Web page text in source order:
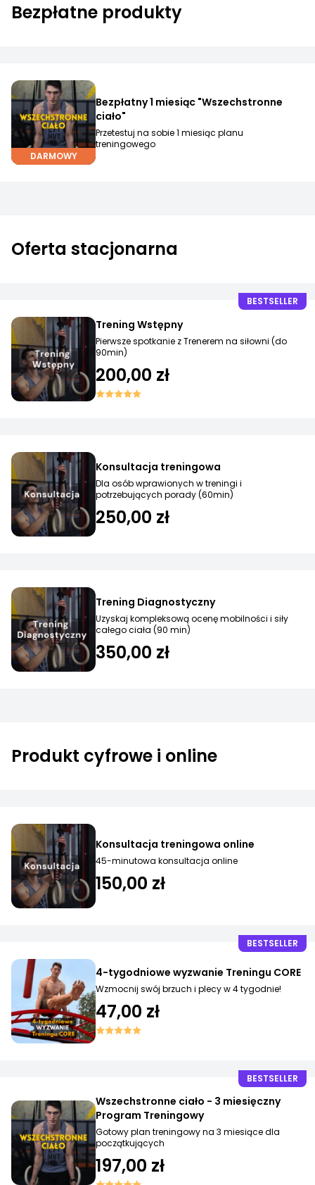
Bezpłatne produkty
DARMOWY
Bezpłatny 1 miesiąc "Wszechstronne
ciało"
Przetestuj na sobie 1 miesiąc planu
treningowego
Oferta stacjonarna
BESTSELLER
Trening Wstępny
Pierwsze spotkanie z Trenerem na siłowni (do
90min)
200,00 zł
Konsultacja treningowa
Dla osób wprawionych w treningi i
potrzebujących porady (60min)
250,00 zł
Trening Diagnostyczny
Uzyskaj kompleksową ocenę mobilności i siły
całego ciała (90 min)
350,00 zł
Produkt cyfrowe i online
Konsultacja treningowa online
45-minutowa konsultacja online
150,00 zł
BESTSELLER
4-tygodniowe wyzwanie Treningu CORE
Wzmocnij swój brzuch i plecy w 4 tygodnie!
47,00 zł
BESTSELLER
Wszechstronne ciało - 3 miesięczny
Program Treningowy
Gotowy plan treningowy na 3 miesiące dla
początkujących
197,00 zł